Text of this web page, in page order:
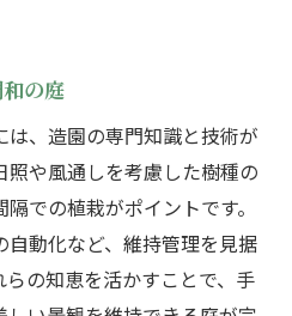
の庭
、造園の専門知識と技術が
や風通しを考慮した樹種の
での植栽がポイントです。
自動化など、維持管理を見据
の知恵を活かすことで、手